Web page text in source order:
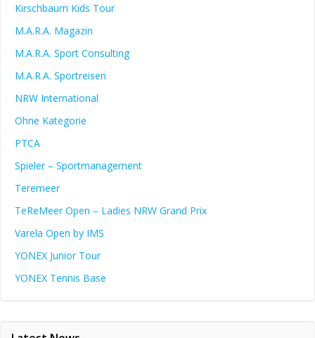
Kirschbaum Kids Tour
M.A.R.A. Magazin
M.A.R.A. Sport Consulting
M.A.R.A. Sportreisen
NRW International
Ohne Kategorie
PTCA
Spieler – Sportmanagement
Teremeer
TeReMeer Open – Ladies NRW Grand Prix
Varela Open by IMS
YONEX Junior Tour
YONEX Tennis Base